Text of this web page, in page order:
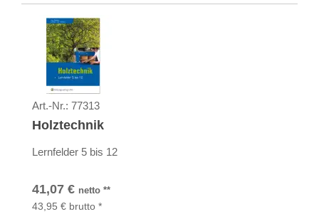
Art.-Nr.: 77313
Holztechnik
Lernfelder 5 bis 12
41,07 € netto **
43,95 € brutto *